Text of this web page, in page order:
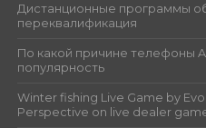
Дистанционные программы
переквалификация
По какой причине телефоны
популярность
Winter fishing Live Game by
Perspective on live dealer